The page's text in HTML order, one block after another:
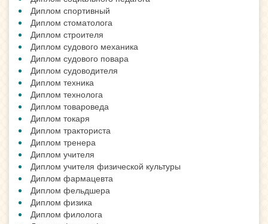
Диплом спортивный
Диплом стоматолога
Диплом строителя
Диплом судового механика
Диплом судового повара
Диплом судоводителя
Диплом техника
Диплом технолога
Диплом товароведа
Диплом токаря
Диплом тракториста
Диплом тренера
Диплом учителя
Диплом учителя физической культуры
Диплом фармацевта
Диплом фельдшера
Диплом физика
Диплом филолога